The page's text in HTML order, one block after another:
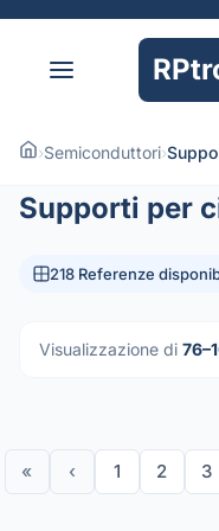
›Semiconduttori›
Supporti per
218 Referenze
Visualizzazione di
« ‹ 1 2 3